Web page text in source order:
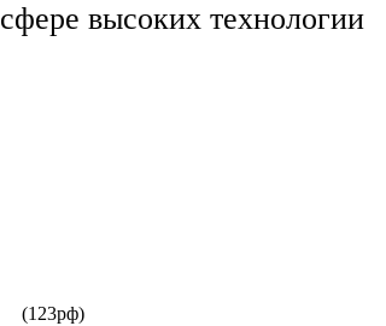
сфере высоких технологии
(123рф)